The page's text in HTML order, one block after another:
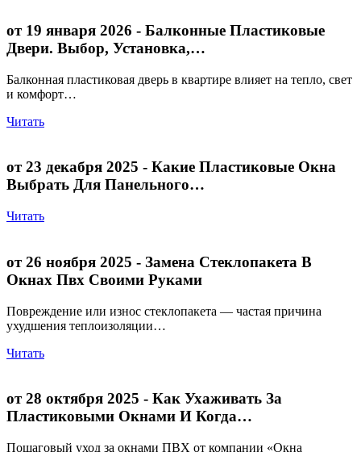
от 19 января 2026 - Балконные Пластиковые
Двери. Выбор, Установка,…
Балконная пластиковая дверь в квартире влияет на тепло, свет
и комфорт…
Читать
от 23 декабря 2025 - Какие Пластиковые Окна
Выбрать Для Панельного…
Читать
от 26 ноября 2025 - Замена Стеклопакета В
Окнах Пвх Своими Руками
Повреждение или износ стеклопакета — частая причина
ухудшения теплоизоляции…
Читать
от 28 октября 2025 - Как Ухаживать За
Пластиковыми Окнами И Когда…
Пошаговый уход за окнами ПВХ от компании «Окна